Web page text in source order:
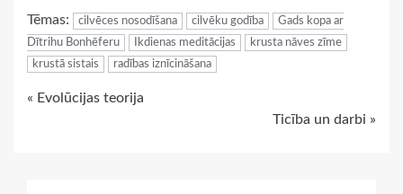
Tēmas: cilvēces nosodīšana cilvēku godība
Gads kopa ar
Dītrihu Bonhēferu
Ikdienas meditācijas
krusta nāves zīme
krustā sistais
radības iznīcināšana
Continue
« Evolūcijas teorija
Ticība un darbi »